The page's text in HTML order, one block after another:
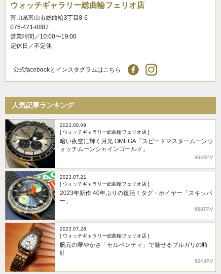
ウォッチギャラリー総曲輪フェリオ店
富山県富山市総曲輪3丁目8-6
076-421-8887
営業時間／10:00〜19:00
定休日／不定休
公式facebookとインスタグラムはこちら
人気記事ランキング
2023.08.09
[ ウォッチギャラリー総曲輪フェリオ店 ]
暗い夜空に輝く月光 OMEGA「スピードマスタームーンウ
ォッチムーンシャインゴールド」
8646PV
2023.07.21
[ ウォッチギャラリー総曲輪フェリオ店 ]
2023年新作 40年ぶりの復活！タグ・ホイヤー「スキッパ
ー」
6587PV
2023.07.28
[ ウォッチギャラリー総曲輪フェリオ店 ]
腕元の華やかさ「セルペンティ」で魅せるブルガリの時
計
6243PV